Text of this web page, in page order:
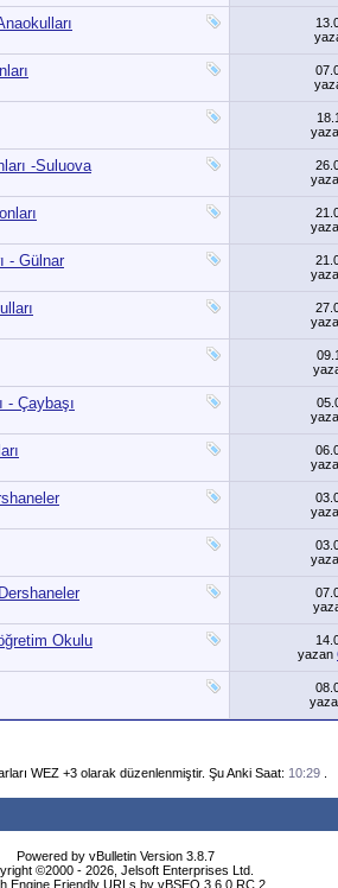
-Suluova
- Gülnar
- Çaybaşı
Okulu
yazan
WEZ +3 olarak düzenlenmiştir. Şu Anki Saat: 10:29
Powered by vBulletin Version 3.8.7
©2000 - 2026, Jelsoft Enterprises Ltd.
Engine Friendly URLs by vBSEO 3.6.0 RC 2